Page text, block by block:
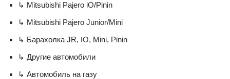
↳ Mitsubishi Pajero iO/Pinin
↳ Mitsubishi Pajero Junior/Mini
↳ Барахолка JR, IO, Mini, Pinin
↳ Другие автомобили
↳ Автомобиль на газу